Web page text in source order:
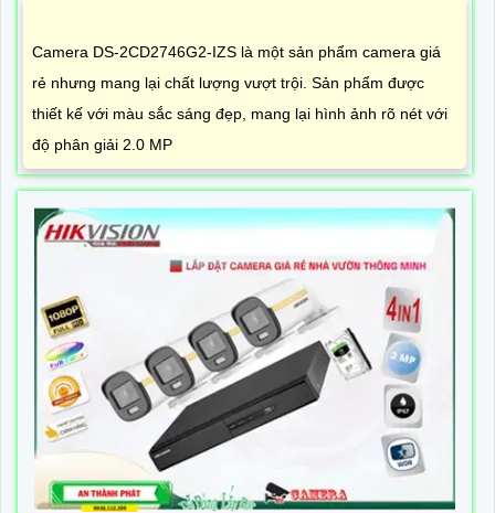
Camera DS-2CD2746G2-IZS là một sản phẩm camera giá
rẻ nhưng mang lại chất lượng vượt trội. Sản phẩm được
thiết kế với màu sắc sáng đẹp, mang lại hình ảnh rõ nét với
độ phân giải 2.0 MP